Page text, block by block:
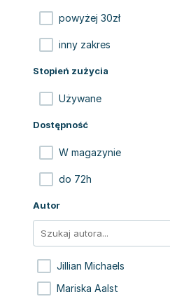
powyżej 30zł
inny zakres
Stopień zużycia
Używane
Dostępność
W magazynie
do 72h
Autor
Jillian Michaels
Mariska Aalst